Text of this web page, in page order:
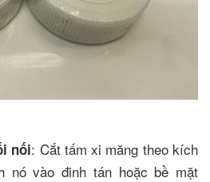
nối: Cắt tấm xi măng theo kích
nó vào đinh tán hoặc bề mặt